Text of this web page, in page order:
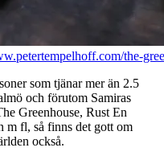
the-
som tjänar mer än 2.5
och förutom Samiras
Greenhouse, Rust En
m fl, så finns det gott om
också.